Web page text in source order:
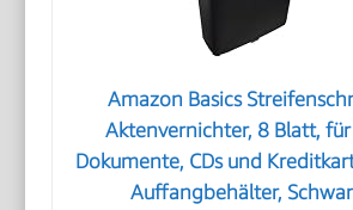
Amazon Basics
Aktenvernichter, 8 Blatt,
Dokumente, CDs und
Auffangbehälter,